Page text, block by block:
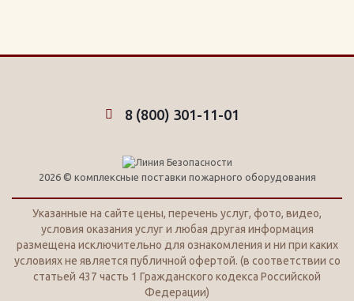
8 (800) 301-11-01
2026 © комплексные поставки пожарного оборудования
Указанные на сайте цены, перечень услуг, фото, видео,
условия оказания услуг и любая другая информация
размещена исключительно для ознакомления и ни при каких
условиях не является публичной офертой. (в соответствии со
статьей 437 часть 1 Гражданского кодекса Российской
Федерации)